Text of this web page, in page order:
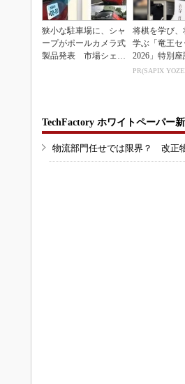
狭小な駐車場に、シャ
ープがポールカメラ式
製品発表 市場シェア
将棋を学び、
学ぶ「竜王セ
2026」特別
TechFactory ホワイトペーパー
物流部門任せでは限界？ 改正